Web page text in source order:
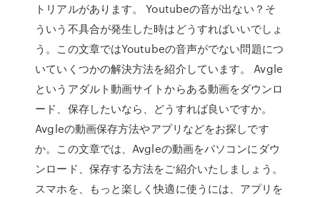
トリアルがあります。 Youtubeの音が出ない？そ
ういう不具合が発生した時はどうすればいいでしょ
う。この文章ではYoutubeの音声がでない問題につ
いていくつかの解決方法を紹介しています。 Avgle
というアダルト動画サイトからある動画をダウンロ
ード、保存したいなら、どうすれば良いですか。
Avgleの動画保存方法やアプリなどをお探しです
か。この文章では、Avgleの動画をパソコンにダウ
ンロード、保存する方法をご紹介いたしましょう。
スマホを、もっと楽しく快適に使うには、アプリを